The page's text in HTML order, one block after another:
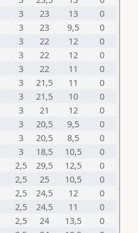
3 23 13
0
3 23 9,5
0
3 22 12
0
3 22 12
0
3 22 11
0
3 21,5 11
0
3 21,5 10
0
3 21 12
0
3 20,5 9,5
0
3 20,5 8,5
0
3 18,5 10,5
0
2,5 29,5 12,5
0
2,5 25 10,5
0
2,5 24,5 12
0
2,5 24,5 11
0
2,5 24 13,5
0